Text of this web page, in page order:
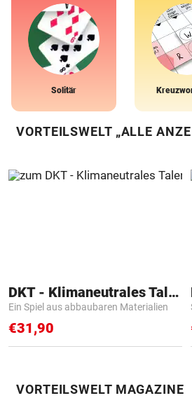
Solitär
VORTEILSWELT „ALLE
DKT - Klimaneutrales Talent
Ein Spiel aus abbaubaren Materialien
€31,90
VORTEILSWELT MAGAZINE